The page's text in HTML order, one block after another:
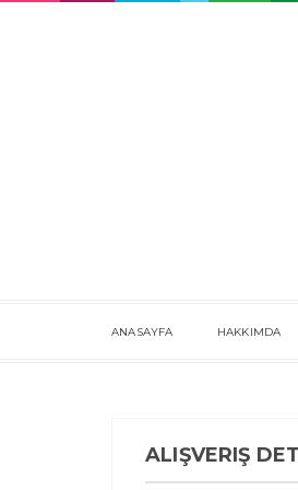
ANASAYFA HAKKIMDA
ALIŞVERIŞ